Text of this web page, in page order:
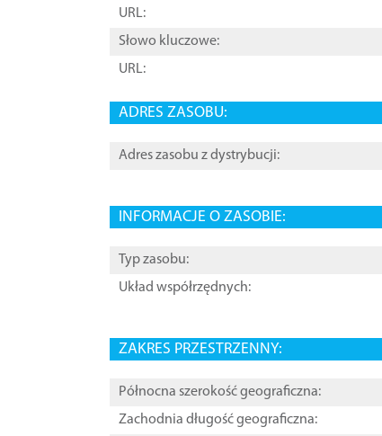
URL:
Słowo kluczowe:
URL:
ADRES ZASOBU:
Adres zasobu z dystrybucji:
INFORMACJE O ZASOBIE:
Typ zasobu:
Układ współrzędnych:
ZAKRES PRZESTRZENNY:
Północna szerokość geograficzna:
Zachodnia długość geograficzna: